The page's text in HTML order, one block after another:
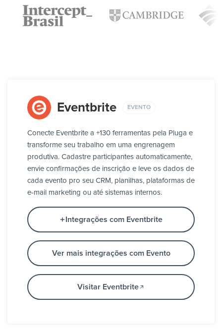
Eventbrite EVENTO
Conecte Eventbrite a +130 ferramentas pela Pluga e
transforme seu trabalho em uma engrenagem
produtiva. Cadastre participantes automaticamente,
envie confirmações de inscrição e leve os dados de
cada evento pro seu CRM, planilhas, plataformas de
e-mail marketing ou até sistemas internos.
Integrações com Eventbrite
Ver mais integrações com Evento
Visitar Eventbrite